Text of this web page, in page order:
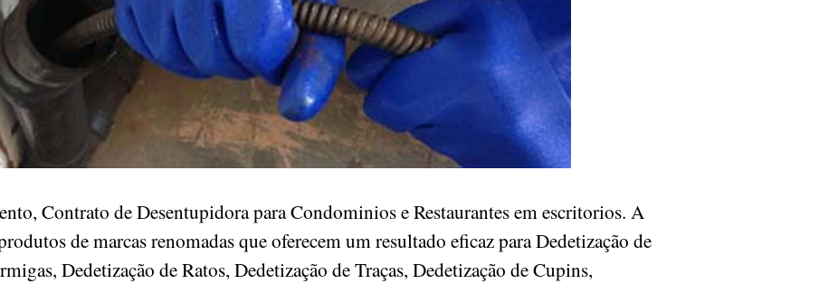
Contrato de Desentupidora para Condominios e Restaurantes em escritorios. A
de marcas renomadas que oferecem um resultado eficaz para Dedetização de
Dedetização de Ratos, Dedetização de Traças, Dedetização de Cupins,